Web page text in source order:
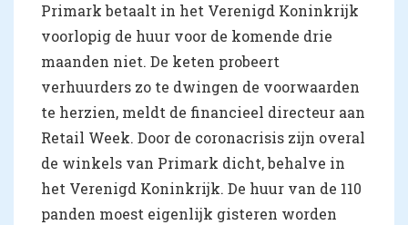
Primark betaalt in het Verenigd Koninkrijk
voorlopig de huur voor de komende drie
maanden niet. De keten probeert
verhuurders zo te dwingen de voorwaarden
te herzien, meldt de financieel directeur aan
Retail Week. Door de coronacrisis zijn overal
de winkels van Primark dicht, behalve in
het Verenigd Koninkrijk. De huur van de 110
panden moest eigenlijk gisteren worden